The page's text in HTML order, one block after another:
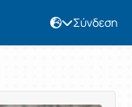
Σύνδεση